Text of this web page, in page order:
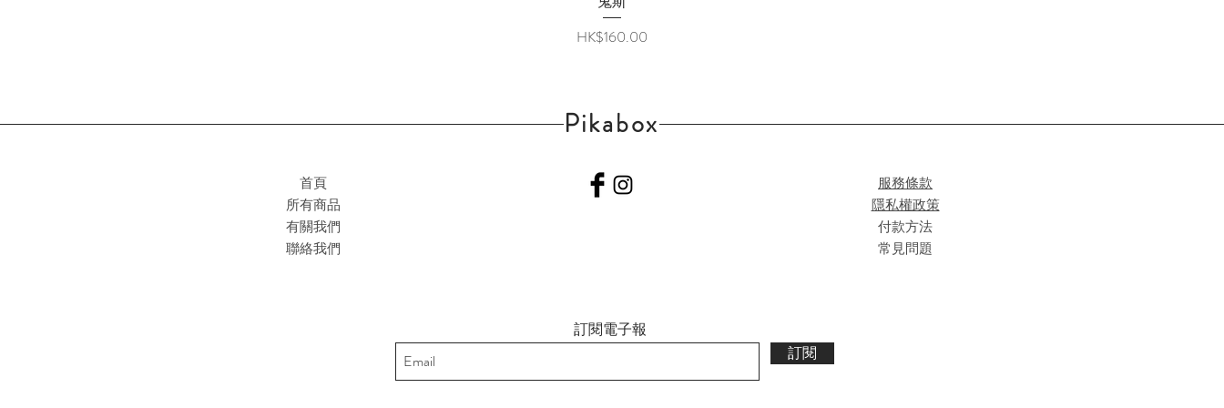
價格
HK$160.00
Pikabox
首頁
所有商品
有關我們
聯絡我們
服務條款
隱私權政策
付款方法
常見問題
訂閱電子報
訂閱